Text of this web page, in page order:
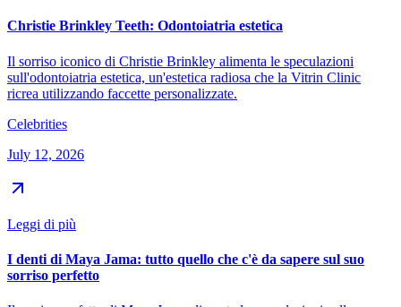
Christie Brinkley Teeth: Odontoiatria estetica
Il sorriso iconico di Christie Brinkley alimenta le speculazioni
sull'odontoiatria estetica, un'estetica radiosa che la Vitrin Clinic
ricrea utilizzando faccette personalizzate.
Celebrities
July 12, 2026
Leggi di più
I denti di Maya Jama: tutto quello che c'è da sapere sul suo
sorriso perfetto